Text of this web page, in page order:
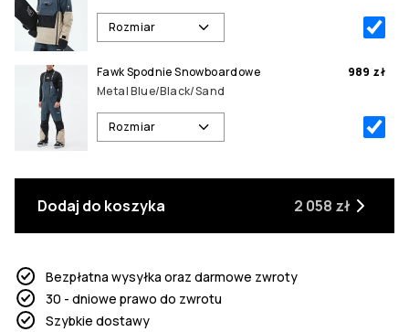
Rozmiar
Fawk Spodnie Snowboardowe
Metal Blue/Black/Sand
989 zł
Rozmiar
Dodaj do koszyka 2 058 zł
Bezpłatna wysyłka oraz darmowe zwroty
30 - dniowe prawo do zwrotu
Szybkie dostawy